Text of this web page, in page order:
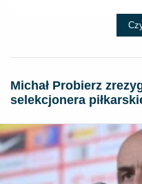
Michał Probierz
selekcjonera